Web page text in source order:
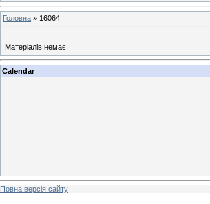
Головна » 16064
Матеріалів немає
Calendar
Повна версія сайту